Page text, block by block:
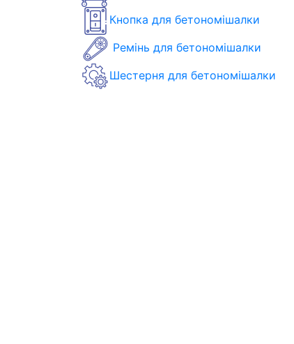
Кнопка для бетономішалки
Ремінь для бетономішалки
Шестерня для бетономішалки